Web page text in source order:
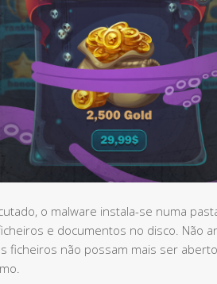
o malware instala-se numa
e documentos no disco. Não
ficheiros não possam mais ser